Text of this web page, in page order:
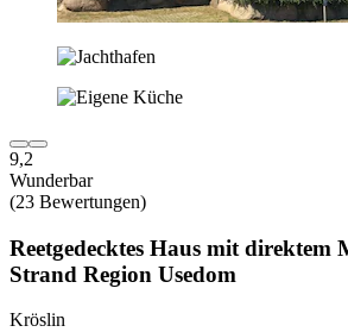
9,2
Wunderbar
(23 Bewertungen)
Reetgedecktes Haus mit direktem
Strand Region Usedom
Kröslin